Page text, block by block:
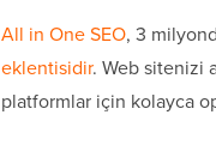
All in One SEO, 3
eklentisidir. Web sitenizi
platformlar için kolayca